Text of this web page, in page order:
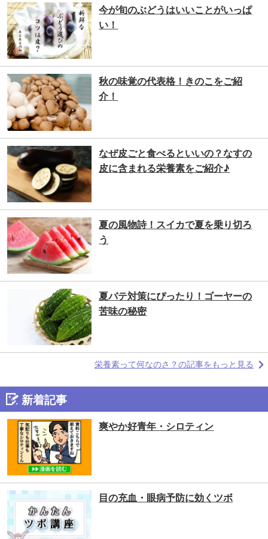
今が旬のぶどうはいいことがいっぱ
い！
秋の味覚の代表格！きのこをご紹
介！
なぜ皮ごと食べるといいの？なすの
皮に含まれる栄養素をご紹介♪
夏の風物詩！スイカで夏を乗り切ろ
う
夏バテ対策にぴったり！ゴーヤーの
苦味の秘密
栄養素って何なのさ？の記事をもっと見る
新着記事
爽やか好青年・シロティン
目の充血・眼病予防に効くツボ